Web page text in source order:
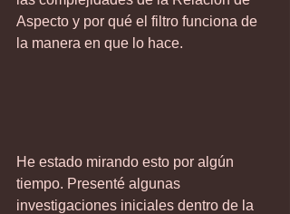
Aspecto y por qué el filtro funciona de
la manera en que lo hace.
He estado mirando esto por algún
tiempo. Presenté algunas
investigaciones iniciales dentro de la